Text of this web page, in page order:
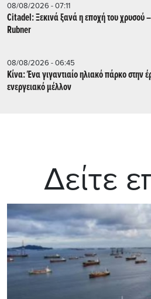
08/08/2026 - 07:11
Citadel: Ξεκινά ξανά η εποχή του χρυσού
Rubner
08/08/2026 - 06:45
Κίνα: Ένα γιγαντιαίο ηλιακό πάρκο στην
ενεργειακό μέλλον
Δείτε